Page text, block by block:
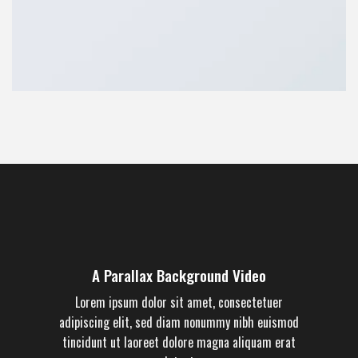
A Parallax Background Video
Lorem ipsum dolor sit amet, consectetuer
adipiscing elit, sed diam nonummy nibh euismod
tincidunt ut laoreet dolore magna aliquam erat